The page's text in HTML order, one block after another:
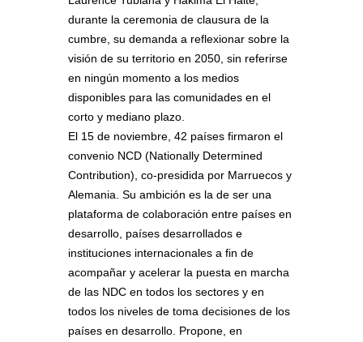
durante la ceremonia de clausura de la
cumbre, su demanda a reflexionar sobre la
visión de su territorio en 2050, sin referirse
en ningún momento a los medios
disponibles para las comunidades en el
corto y mediano plazo.
El 15 de noviembre, 42 países firmaron el
convenio NCD (Nationally Determined
Contribution), co-presidida por Marruecos y
Alemania. Su ambición es la de ser una
plataforma de colaboración entre países en
desarrollo, países desarrollados e
instituciones internacionales a fin de
acompañar y acelerar la puesta en marcha
de las NDC en todos los sectores y en
todos los niveles de toma decisiones de los
países en desarrollo. Propone, en